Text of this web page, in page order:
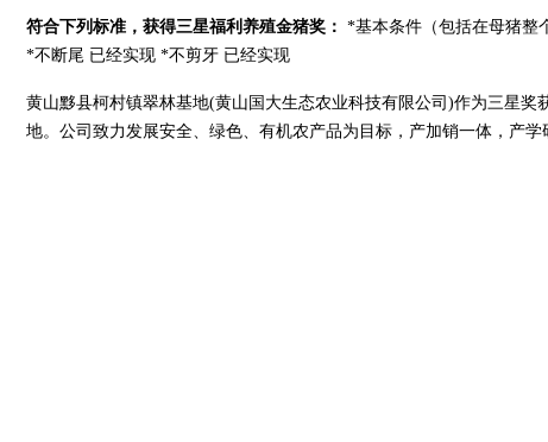
符合下列标准，获得三星福利养殖金猪奖： *基本条件（包括在母猪整
*不断尾 已经实现 *不剪牙 已经实现
黄山黟县柯村镇翠林基地(黄山国大生态农业科技有限公司)作为三星
地。公司致力发展安全、绿色、有机农产品为目标，产加销一体，产学